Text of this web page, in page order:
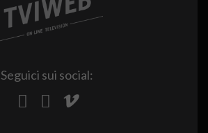
Seguici sui social: